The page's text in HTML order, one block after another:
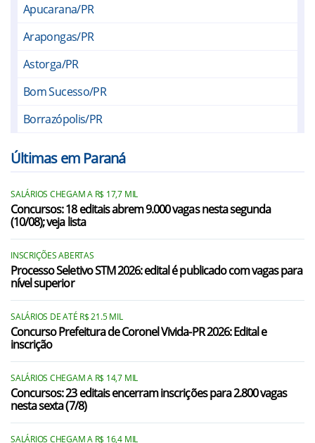
Apucarana/PR
Arapongas/PR
Astorga/PR
Bom Sucesso/PR
Borrazópolis/PR
Cambira/PR
Cruzmaltina/PR
Faxinal/PR
Ibiporã/PR
Iguaraçu/PR
Itambé/PR
Jaguapitã/PR
Jandaia do Sul/PR
Kaloré/PR
Últimas em Paraná
SALÁRIOS CHEGAM A R$ 17,7 MIL
Concursos: 18 editais abrem 9.000 vagas nesta segunda
(10/08); veja lista
INSCRIÇÕES ABERTAS
Processo Seletivo STM 2026: edital é publicado com vagas para
nível superior
SALÁRIOS DE ATÉ R$ 21.5 MIL
Concurso Prefeitura de Coronel Vivida-PR 2026: Edital e
inscrição
SALÁRIOS CHEGAM A R$ 14,7 MIL
Concursos: 23 editais encerram inscrições para 2.800 vagas
nesta sexta (7/8)
SALÁRIOS CHEGAM A R$ 16,4 MIL